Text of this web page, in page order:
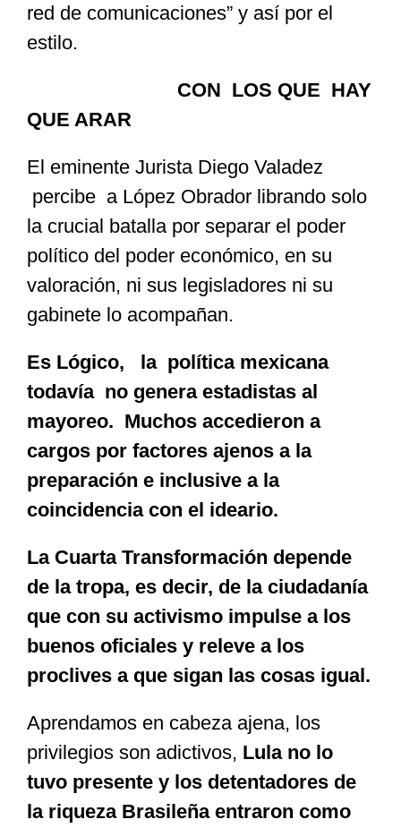
red de comunicaciones” y así por el
estilo.
CON LOS QUE HAY
QUE ARAR
El eminente Jurista Diego Valadez
percibe a López Obrador librando solo
la crucial batalla por separar el poder
político del poder económico, en su
valoración, ni sus legisladores ni su
gabinete lo acompañan.
Es Lógico, la política mexicana
todavía no genera estadistas al
mayoreo. Muchos accedieron a
cargos por factores ajenos a la
preparación e inclusive a la
coincidencia con el ideario.
La Cuarta Transformación depende
de la tropa, es decir, de la ciudadanía
que con su activismo impulse a los
buenos oficiales y releve a los
proclives a que sigan las cosas igual.
Aprendamos en cabeza ajena, los
privilegios son adictivos, Lula no lo
tuvo presente y los detentadores de
la riqueza Brasileña entraron como